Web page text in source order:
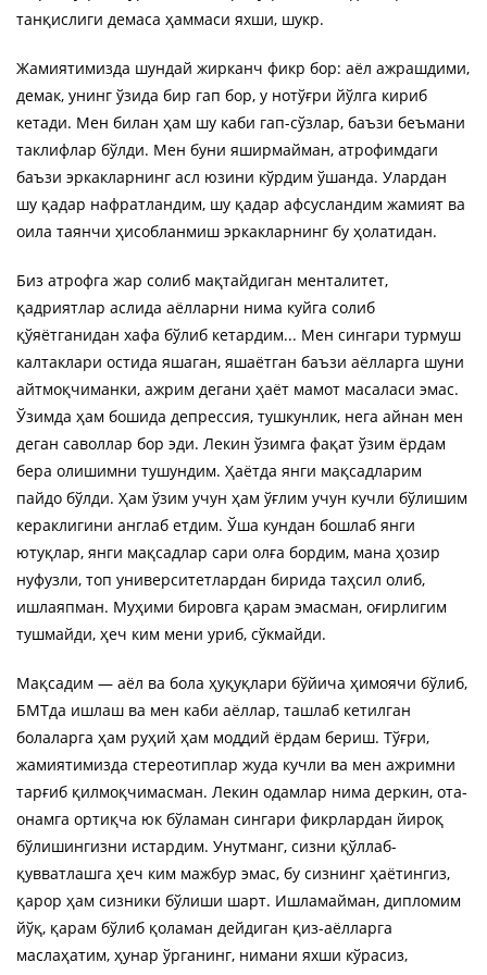
танқислиги демаса ҳаммаси яхши, шукр.
Жамиятимизда шундай жирканч фикр бор: аёл ажрашдими,
демак, унинг ўзида бир гап бор, у нотўғри йўлга кириб
кетади. Мен билан ҳам шу каби гап-сўзлар, баъзи беъмани
таклифлар бўлди. Мен буни яширмайман, атрофимдаги
баъзи эркакларнинг асл юзини кўрдим ўшанда. Улардан
шу қадар нафратландим, шу қадар афсусландим жамият ва
оила таянчи ҳисобланмиш эркакларнинг бу ҳолатидан.
Биз атрофга жар солиб мақтайдиган менталитет,
қадриятлар аслида аёлларни нима куйга солиб
қўяётганидан хафа бўлиб кетардим... Мен сингари турмуш
калтаклари остида яшаган, яшаётган баъзи аёлларга шуни
айтмоқчиманки, ажрим дегани ҳаёт мамот масаласи эмас.
Ўзимда ҳам бошида депрессия, тушкунлик, нега айнан мен
деган саволлар бор эди. Лекин ўзимга фақат ўзим ёрдам
бера олишимни тушундим. Ҳаётда янги мақсадларим
пайдо бўлди. Ҳам ўзим учун ҳам ўғлим учун кучли бўлишим
кераклигини англаб етдим. Ўша кундан бошлаб янги
ютуқлар, янги мақсадлар сари олға бордим, мана ҳозир
нуфузли, топ университетлардан бирида таҳсил олиб,
ишлаяпман. Муҳими бировга қарам эмасман, оғирлигим
тушмайди, ҳеч ким мени уриб, сўкмайди.
Мақсадим — аёл ва бола ҳуқуқлари бўйича ҳимоячи бўлиб,
БМТда ишлаш ва мен каби аёллар, ташлаб кетилган
болаларга ҳам руҳий ҳам моддий ёрдам бериш. Тўғри,
жамиятимизда стереотиплар жуда кучли ва мен ажримни
тарғиб қилмоқчимасман. Лекин одамлар нима деркин, ота-
онамга ортиқча юк бўламан сингари фикрлардан йироқ
бўлишингизни истардим. Унутманг, сизни қўллаб-
қувватлашга ҳеч ким мажбур эмас, бу сизнинг ҳаётингиз,
қарор ҳам сизники бўлиши шарт. Ишламайман, дипломим
йўқ, қарам бўлиб қоламан дейдиган қиз-аёлларга
маслаҳатим, ҳунар ўрганинг, нимани яхши кўрасиз,